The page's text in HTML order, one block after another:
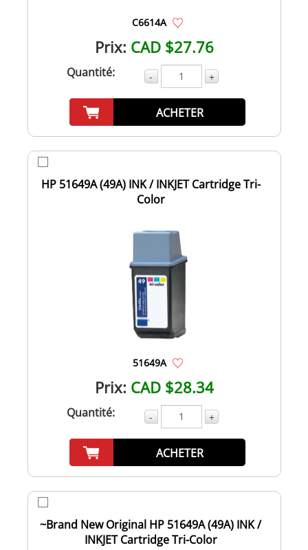
C6614A
Prix: CAD $27.76
Quantité: - +
ACHETER
HP 51649A (49A) INK / INKJET Cartridge Tri-
Color
51649A
Prix: CAD $28.34
Quantité: - +
ACHETER
~Brand New Original HP 51649A (49A) INK /
INKJET Cartridge Tri-Color